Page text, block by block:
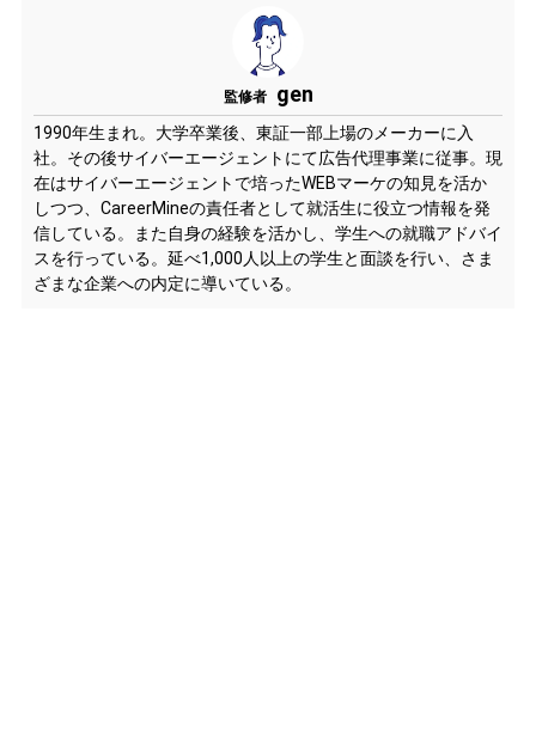
監修者 gen
1990年生まれ。大学卒業後、東証一部上場のメーカーに入
社。その後サイバーエージェントにて広告代理事業に従事。現
在はサイバーエージェントで培ったWEBマーケの知見を活か
しつつ、CareerMineの責任者として就活生に役立つ情報を発
信している。また自身の経験を活かし、学生への就職アドバイ
スを行っている。延べ1,000人以上の学生と面談を行い、さま
ざまな企業への内定に導いている。